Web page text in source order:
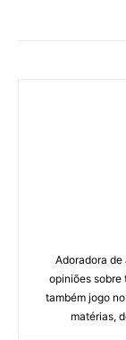
Adoradora de
opiniões sobre
também jogo
matérias,